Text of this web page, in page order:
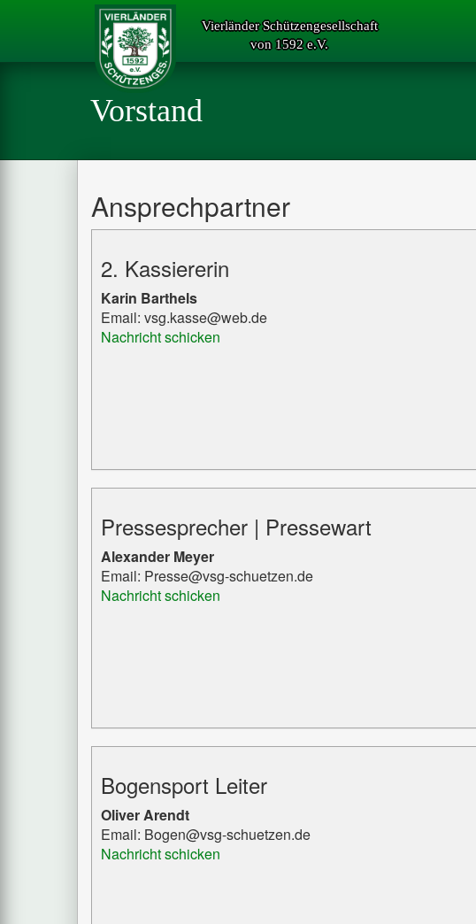
Vierländer Schützengesellschaft
von 1592 e.V.
Vorstand
Ansprechpartner
2. Kassiererin
Karin Barthels
Email: vsg.kasse@web.de
Nachricht schicken
Pressesprecher | Pressewart
Alexander Meyer
Email: Presse@vsg-schuetzen.de
Nachricht schicken
Bogensport Leiter
Oliver Arendt
Email: Bogen@vsg-schuetzen.de
Nachricht schicken